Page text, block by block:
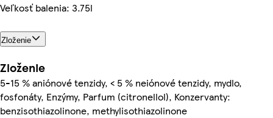
Veľkosť balenia: 3.75l
Zloženie
Zloženie
5-15 % aniónové tenzidy, < 5 % neiónové tenzidy, mydlo,
fosfonáty, Enzýmy, Parfum (citronellol), Konzervanty:
benzisothiazolinone, methylisothiazolinone